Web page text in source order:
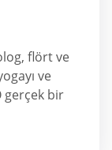
flört ve
ve
gerçek bir